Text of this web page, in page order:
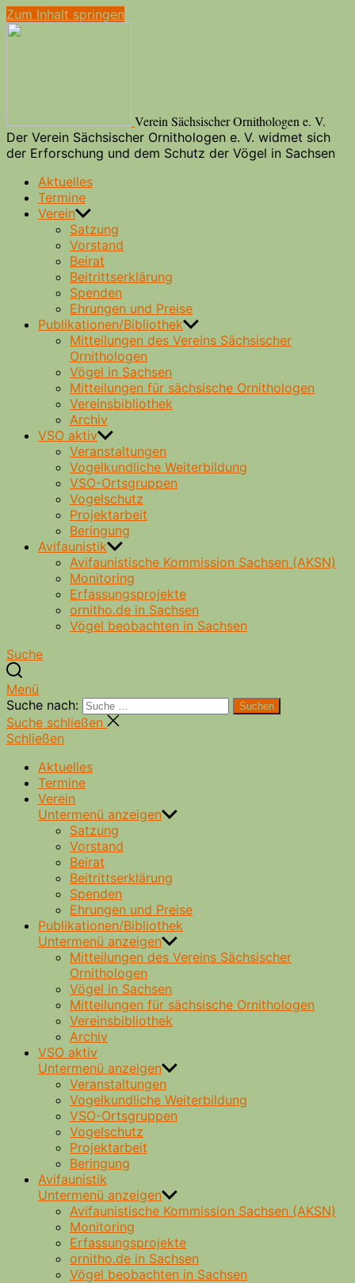
Zum Inhalt springen
Verein Sächsischer Ornithologen e. V.
Der Verein Sächsischer Ornithologen e. V. widmet sich
der Erforschung und dem Schutz der Vögel in Sachsen
Aktuelles
Termine
Verein
Satzung
Vorstand
Beirat
Beitrittserklärung
Spenden
Ehrungen und Preise
Publikationen/Bibliothek
Mitteilungen des Vereins Sächsischer
Ornithologen
Vögel in Sachsen
Mitteilungen für sächsische Ornithologen
Vereinsbibliothek
Archiv
VSO aktiv
Veranstaltungen
Vogelkundliche Weiterbildung
VSO-Ortsgruppen
Vogelschutz
Projektarbeit
Beringung
Avifaunistik
Avifaunistische Kommission Sachsen (AKSN)
Monitoring
Erfassungsprojekte
ornitho.de in Sachsen
Vögel beobachten in Sachsen
Suche
Menü
Suche nach:
Suchen
Suche schließen
Schließen
Aktuelles
Termine
Verein
Untermenü anzeigen
Satzung
Vorstand
Beirat
Beitrittserklärung
Spenden
Ehrungen und Preise
Publikationen/Bibliothek
Untermenü anzeigen
Mitteilungen des Vereins Sächsischer
Ornithologen
Vögel in Sachsen
Mitteilungen für sächsische Ornithologen
Vereinsbibliothek
Archiv
VSO aktiv
Untermenü anzeigen
Veranstaltungen
Vogelkundliche Weiterbildung
VSO-Ortsgruppen
Vogelschutz
Projektarbeit
Beringung
Avifaunistik
Untermenü anzeigen
Avifaunistische Kommission Sachsen (AKSN)
Monitoring
Erfassungsprojekte
ornitho.de in Sachsen
Vögel beobachten in Sachsen